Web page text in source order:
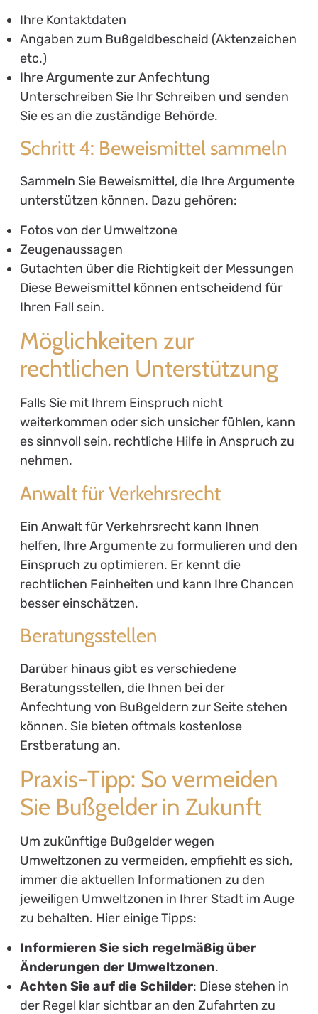
Ihre Kontaktdaten
Angaben zum Bußgeldbescheid (Aktenzeichen
etc.)
Ihre Argumente zur Anfechtung
Unterschreiben Sie Ihr Schreiben und senden
Sie es an die zuständige Behörde.
Schritt 4: Beweismittel sammeln
Sammeln Sie Beweismittel, die Ihre Argumente
unterstützen können. Dazu gehören:
Fotos von der Umweltzone
Zeugenaussagen
Gutachten über die Richtigkeit der Messungen
Diese Beweismittel können entscheidend für
Ihren Fall sein.
Möglichkeiten zur
rechtlichen Unterstützung
Falls Sie mit Ihrem Einspruch nicht
weiterkommen oder sich unsicher fühlen, kann
es sinnvoll sein, rechtliche Hilfe in Anspruch zu
nehmen.
Anwalt für Verkehrsrecht
Ein Anwalt für Verkehrsrecht kann Ihnen
helfen, Ihre Argumente zu formulieren und den
Einspruch zu optimieren. Er kennt die
rechtlichen Feinheiten und kann Ihre Chancen
besser einschätzen.
Beratungsstellen
Darüber hinaus gibt es verschiedene
Beratungsstellen, die Ihnen bei der
Anfechtung von Bußgeldern zur Seite stehen
können. Sie bieten oftmals kostenlose
Erstberatung an.
Praxis-Tipp: So vermeiden
Sie Bußgelder in Zukunft
Um zukünftige Bußgelder wegen
Umweltzonen zu vermeiden, empfiehlt es sich,
immer die aktuellen Informationen zu den
jeweiligen Umweltzonen in Ihrer Stadt im Auge
zu behalten. Hier einige Tipps:
Informieren Sie sich regelmäßig über
Änderungen der Umweltzonen.
Achten Sie auf die Schilder: Diese stehen in
der Regel klar sichtbar an den Zufahrten zu